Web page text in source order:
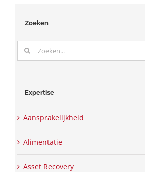
Zoeken
Zoeken
naar:
Expertise
Aansprakelijkheid
Alimentatie
Asset Recovery